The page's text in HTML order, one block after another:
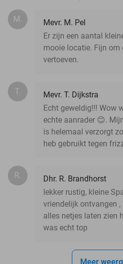
M.
Mevr. M. Pel
Er zijn een aantal
mooie locatie. Fijn om
vertoeven.
T.
Mevr. T. Dijkstra
Echt geweldig!!! Wow
echte aanrader 😊.
is helemaal verzorgt
heb gebruikt tegen
R.
Dhr. R. Brandhorst
lekker rustig, kleine
vriendelijk ontvangen
alles netjes laten zien
was echt top
Meer